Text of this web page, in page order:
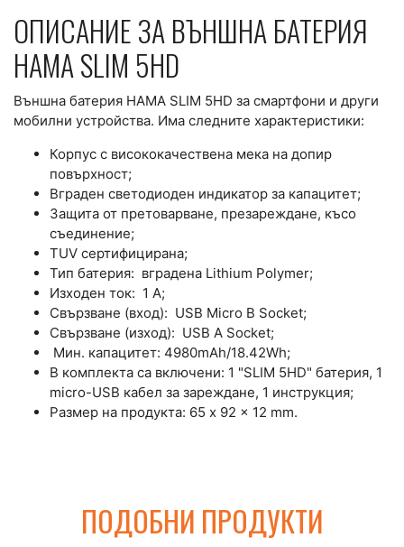
ОПИСАНИЕ ЗА ВЪНШНА БАТЕРИЯ
HAMA SLIM 5HD
Външна батерия HAMA SLIM 5HD за смартфони и други
мобилни устройства. Има следните характеристики:
Корпус с висококачествена мека на допир
повърхност;
Вграден светодиоден индикатор за капацитет;
Защита от претоварване, презареждане, късо
съединение;
TUV сертифицирана;
Тип батерия: вградена Lithium Polymer;
Изходен ток: 1 A;
Свързване (вход): USB Micro B Socket;
Свързване (изход): USB A Socket;
Мин. капацитет: 4980mAh/18.42Wh;
В комплекта са включени: 1 "SLIM 5HD" батерия, 1
micro-USB кабел за зареждане, 1 инструкция;
Размер на продукта: 65 x 92 x 12 mm.
ПОДОБНИ ПРОДУКТИ